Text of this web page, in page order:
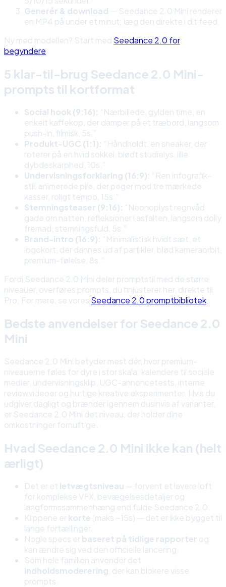
Generér & download — Seedance 2.0 Mini renderer
en MP4 på under et minut; læg den direkte i dit feed.
Ny med modellen? Start med Seedance 2.0 for
begyndere
5 klar-til-brug Seedance 2.0 Mini-
prompts til kortformat
Social hook (9:16): “Nærbillede, gylden time, en
enkelt kaffekop, der damper på et træbord, langsom
push-in, filmisk, 5s.”
Produkt-UGC (1:1): “Håndholdt, en sneaker, der
roterer på en hvid sokkel, blødt studielys, lille
dybdeskarphed, 10s.”
Undervisningsforklaring (16:9): “Ren infografik-
stil, animerede pile, der peger mod tre mærkede
kasser, roligt tempo, 15s.”
Stemningsteaser (9:16): “Neonoplyst regnvåd
gade om natten, refleksioner i asfalten, langsom dolly
fremad, stemningsfuld, 5s.”
Brand-intro (16:9): “Minimalistisk hvidt sæt, et
logokort, der dannes ud af partikler, blød kameraorbit,
premium-følelse, 8s.”
Fordi Seedance 2.0 Mini deler promptstil med de større
niveauer, overføres prompts, du finjusterer her, direkte til
Pro. For mere, se vores Seedance 2.0 promptbibliotek
Bedste anvendelser for Seedance 2.0
Mini
Seedance 2.0 Mini betyder mest dér, hvor premium-
niveauerne føles for dyre i stor skala: kalendere til sociale
medier, undervisningsklip, UGC-annoncetests, interne
reviewvideoer og hurtige kreative eksperimenter. Hvis du
udgiver dagligt og brænder igennem dusinvis af varianter,
er Seedance 2.0 Mini det niveau, der holder dine
omkostninger fornuftige.
Hvad Seedance 2.0 Mini ikke kan (helt
ærligt)
Det er et letvægtsniveau — forvent et lavere loft
for komplekse VFX, bevægelsesdetaljer og
langformssammenhæng end fulde Seedance 2.0.
Klippene erkorte (maks ~15s) — det er ikke bygget til
lange fortællinger.
Nogle specs erbaseret på tidlige rapporter og
kan ændre sig ved den officielle lancering.
Som hele familien anvender det
indholdsmoderering , der kan blokere visse
prompts.